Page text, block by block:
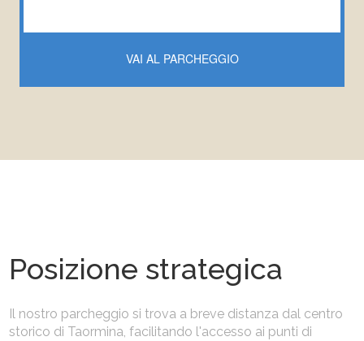
VAI AL PARCHEGGIO
Posizione strategica
Il nostro parcheggio si trova a breve distanza dal centro
storico di Taormina, facilitando l'accesso ai punti di